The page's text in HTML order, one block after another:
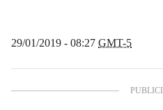
29/01/2019 - 08:27 GMT-5